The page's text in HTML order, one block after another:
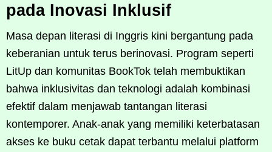
pada Inovasi Inklusif
Masa depan literasi di Inggris kini bergantung pada
keberanian untuk terus berinovasi. Program seperti
LitUp dan komunitas BookTok telah membuktikan
bahwa inklusivitas dan teknologi adalah kombinasi
efektif dalam menjawab tantangan literasi
kontemporer. Anak-anak yang memiliki keterbatasan
akses ke buku cetak dapat terbantu melalui platform